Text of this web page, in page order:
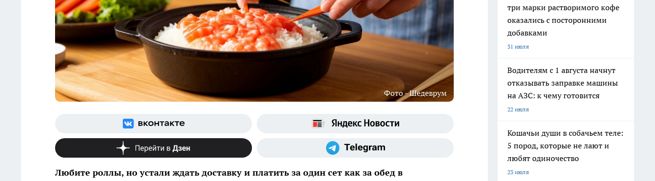
Фото - Шедеврум
Любите роллы, но устали ждать доставку и платить за один сет как за обед в
три марки растворимого кофе
оказались с посторонними
добавками
31 июля
Водителям с 1 августа начнут
отказывать заправке машины
на АЗС: к чему готовится
22 июля
Кошачьи души в собачьем теле:
5 пород, которые не лают и
любят одиночество
23 июля